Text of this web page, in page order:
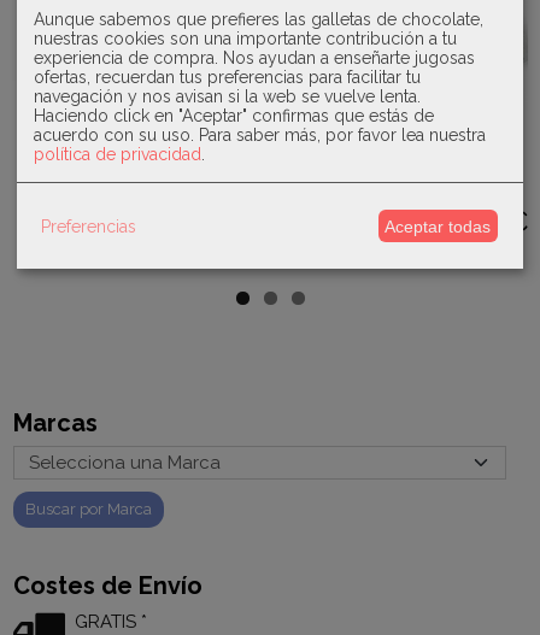
Marcas
Costes de Envío
GRATIS *
Mikamama -
Jesusito
bautizo
plumeti...
86,00 €
Sardon -
Conjunto
polaina
Familia...
37,00 €
Sardón -
Bañador niña
patito AP-
27,20 €
34,00 €
Canada
bebé...
19,00 €
Aunque sabemos que prefieres las galletas de chocolate,
nuestras cookies son una importante contribución a tu
experiencia de compra. Nos ayudan a enseñarte jugosas
ofertas, recuerdan tus preferencias para facilitar tu
navegación y nos avisan si la web se vuelve lenta.
Haciendo click en "Aceptar" confirmas que estás de
acuerdo con su uso.
Para saber más, por favor lea nuestra
política de privacidad
Preferencias Aceptar todas